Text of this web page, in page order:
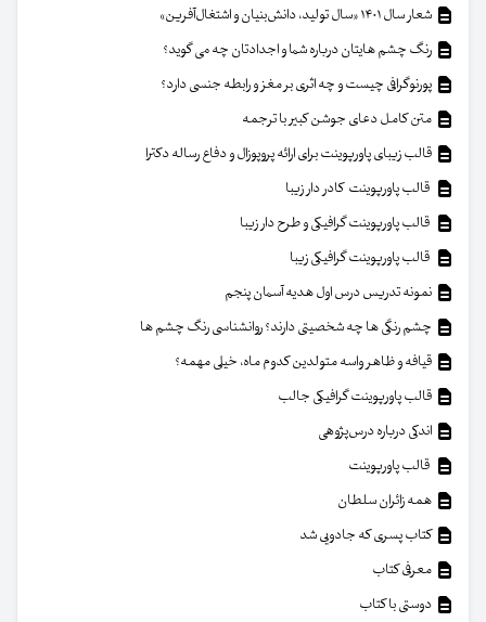
شعار سال ۱۴۰۱ «سال تولید، دانش‌بنیان و اشتغال‌آفرین»
رنگ چشم هایتان درباره شما و اجدادتان چه می گوید؟
پورنوگرافی چیست و چه اثری بر مغز و رابطه جنسی دارد؟
متن کامل دعای جوشن کبیر با ترجمه
قالب زیبای پاورپوینت برای ارائه پروپوزال و دفاع رساله دکترا
قالب پاورپوینت کادر دار زیبا
قالب پاورپوینت گرافیکی و طرح دار زیبا
قالب پاورپوینت گرافیکی زیبا
نمونه تدریس درس اول هدیه آسمان پنجم
چشم رنگی ها چه شخصیتی دارند؟ روانشناسی رنگ چشم ها
قیافه و ظاهر واسه متولدین کدوم ماه، خیلی مهمه؟
قالب پاورپوینت گرافیکی جالب
اندکی درباره درس‌پژوهی
قالب پاورپوینت
همه زائران سلطان
کتاب پسری که جادویی شد
معرفی کتاب
دوستی با کتاب